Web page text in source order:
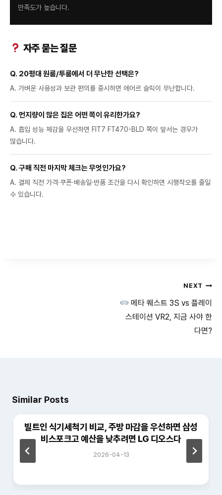
만족도가 높습니다.
자주 묻는 질문
Q. 20평대 원룸/투룸에서 더 무난한 선택은?
A. 가벼운 사용성과 보관 편의를 중시하면 에어르 슬릭이 무난합니다.
Q. 먼지량이 많은 집은 어떤 쪽이 유리한가요?
A. 흡입 성능 체감을 우선하면 FIT7 FT470-BLD 쪽이 앞서는 경우가
많습니다.
Q. 구매 직전 마지막 체크는 무엇인가요?
A. 결제 직전 가격·쿠폰·배송일·반품 조건을 다시 확인하면 시행착오를 줄일
수 있습니다.
NEXT
메타 퀘스트 3S vs 플레이
스테이션 VR2, 지금 사야 한
다면?
Similar Posts
빌트인 식기세척기 비교, 주방 마감을 우선하면 삼성
비스포크고 예산을 낮추려면 LG 디오스다
2026-04-13